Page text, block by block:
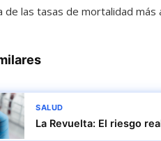
de las tasas de mortalidad
SALUD
La Revuelta: El riesgo